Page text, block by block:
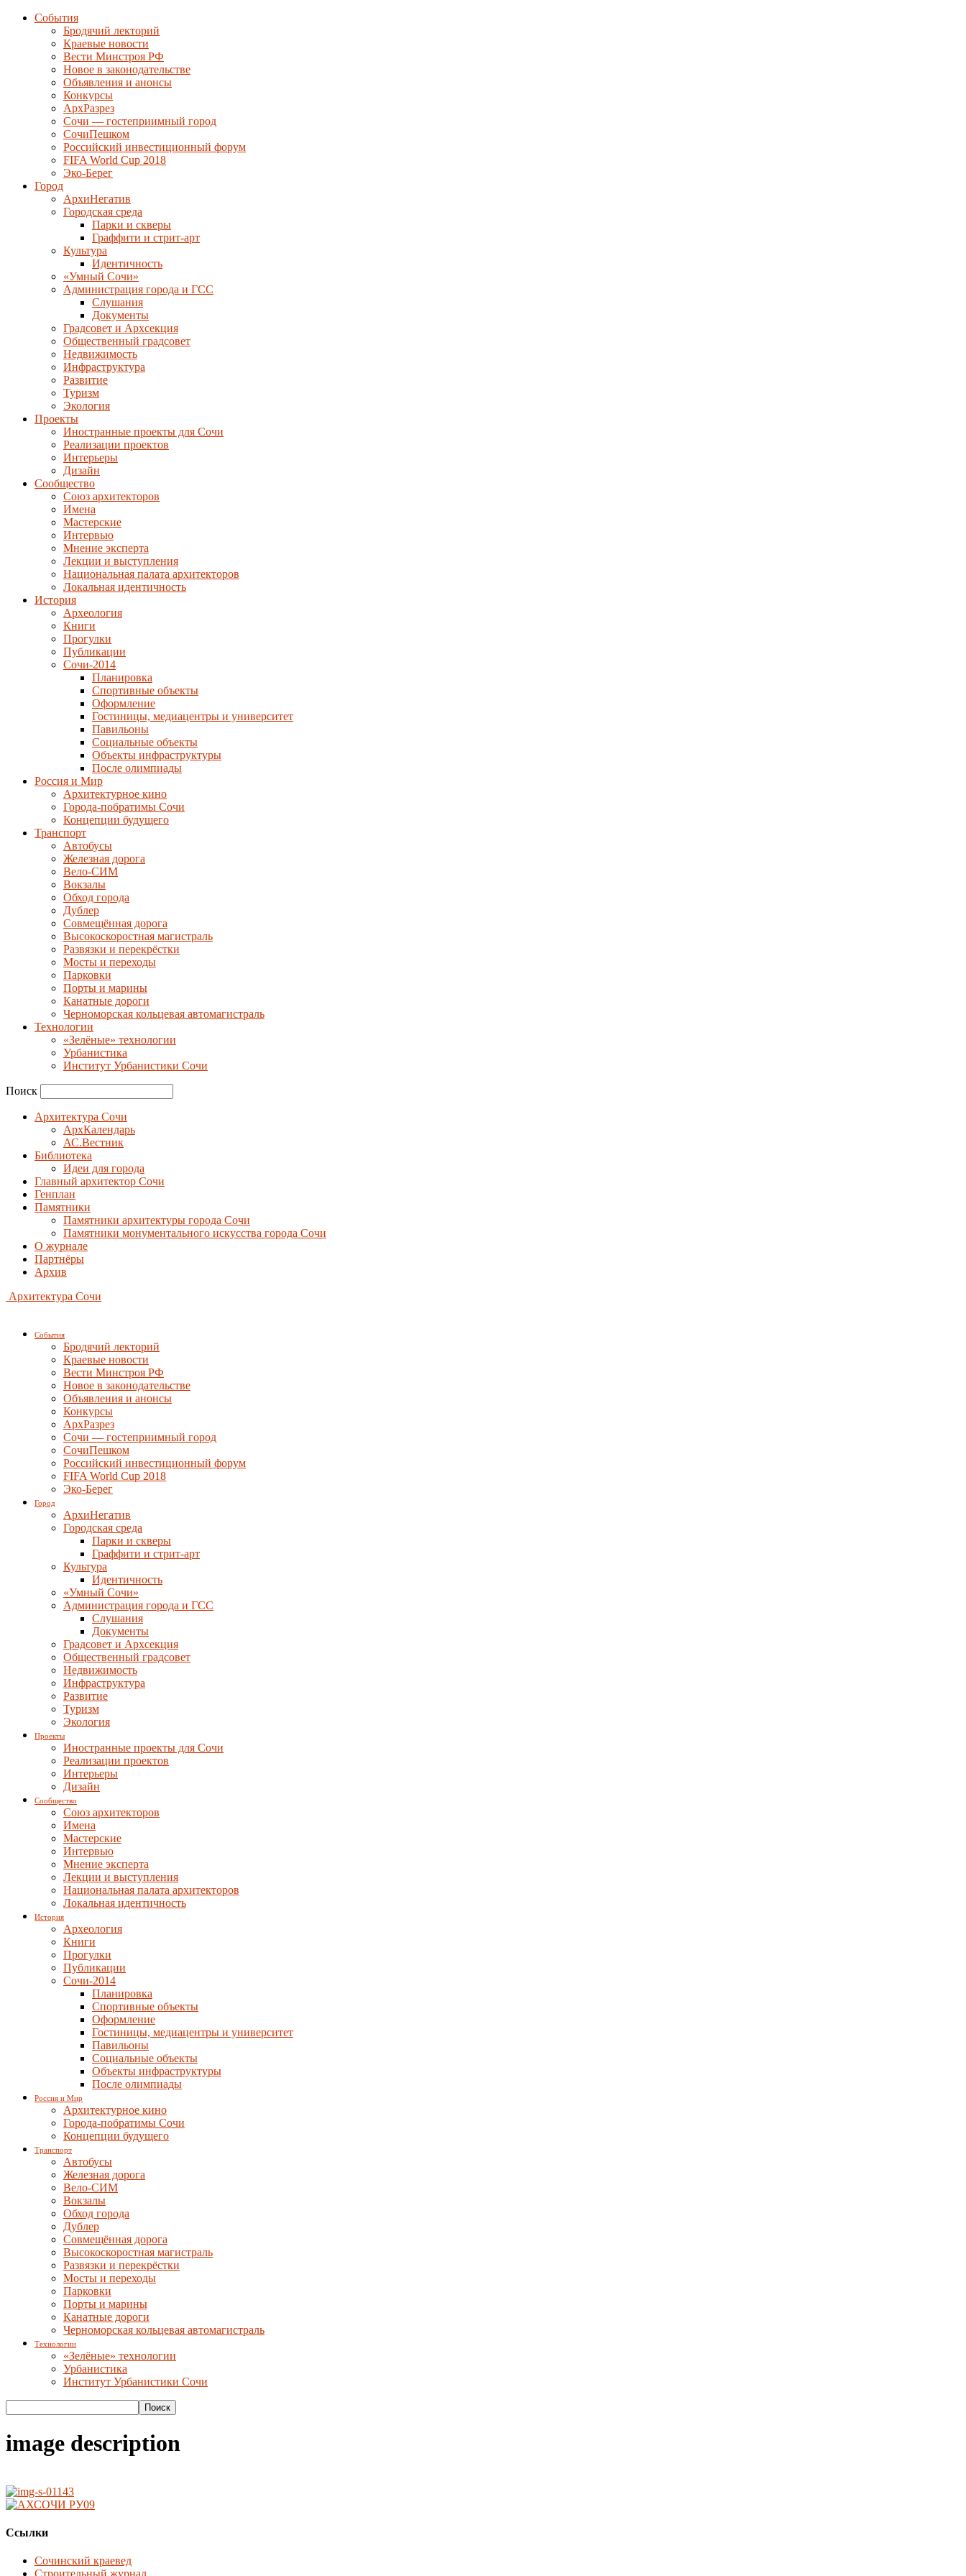
События
Бродячий лекторий
Краевые новости
Вести Минстроя РФ
Новое в законодательстве
Объявления и анонсы
Конкурсы
АрхРазрез
Сочи — гостеприимный город
СочиПешком
Российский инвестиционный форум
FIFA World Cup 2018
Эко-Берег
Город
АрхиНегатив
Городская среда
Парки и скверы
Граффити и стрит-арт
Культура
Идентичность
«Умный Сочи»
Администрация города и ГСС
Слушания
Документы
Градсовет и Архсекция
Общественный градсовет
Недвижимость
Инфраструктура
Развитие
Туризм
Экология
Проекты
Иностранные проекты для Сочи
Реализации проектов
Интерьеры
Дизайн
Сообщество
Союз архитекторов
Имена
Мастерские
Интервью
Мнение эксперта
Лекции и выступления
Национальная палата архитекторов
Локальная идентичность
История
Археология
Книги
Прогулки
Публикации
Сочи-2014
Планировка
Спортивные объекты
Оформление
Гостиницы, медиацентры и университет
Павильоны
Социальные объекты
Объекты инфраструктуры
После олимпиады
Россия и Мир
Архитектурное кино
Города-побратимы Сочи
Концепции будущего
Транспорт
Автобусы
Железная дорога
Вело-СИМ
Вокзалы
Обход города
Дублер
Совмещённая дорога
Высокоскоростная магистраль
Развязки и перекрёстки
Мосты и переходы
Парковки
Порты и марины
Канатные дороги
Черноморская кольцевая автомагистраль
Технологии
«Зелёные» технологии
Урбанистика
Институт Урбанистики Сочи
Поиск
Архитектура Сочи
АрхКалендарь
АС.Вестник
Библиотека
Идеи для города
Главный архитектор Сочи
Генплан
Памятники
Памятники архитектуры города Сочи
Памятники монументального искусства города Сочи
О журнале
Партнёры
Архив
Архитектура Сочи
События
Бродячий лекторий
Краевые новости
Вести Минстроя РФ
Новое в законодательстве
Объявления и анонсы
Конкурсы
АрхРазрез
Сочи — гостеприимный город
СочиПешком
Российский инвестиционный форум
FIFA World Cup 2018
Эко-Берег
Город
АрхиНегатив
Городская среда
Парки и скверы
Граффити и стрит-арт
Культура
Идентичность
«Умный Сочи»
Администрация города и ГСС
Слушания
Документы
Градсовет и Архсекция
Общественный градсовет
Недвижимость
Инфраструктура
Развитие
Туризм
Экология
Проекты
Иностранные проекты для Сочи
Реализации проектов
Интерьеры
Дизайн
Сообщество
Союз архитекторов
Имена
Мастерские
Интервью
Мнение эксперта
Лекции и выступления
Национальная палата архитекторов
Локальная идентичность
История
Археология
Книги
Прогулки
Публикации
Сочи-2014
Планировка
Спортивные объекты
Оформление
Гостиницы, медиацентры и университет
Павильоны
Социальные объекты
Объекты инфраструктуры
После олимпиады
Россия и Мир
Архитектурное кино
Города-побратимы Сочи
Концепции будущего
Транспорт
Автобусы
Железная дорога
Вело-СИМ
Вокзалы
Обход города
Дублер
Совмещённая дорога
Высокоскоростная магистраль
Развязки и перекрёстки
Мосты и переходы
Парковки
Порты и марины
Канатные дороги
Черноморская кольцевая автомагистраль
Технологии
«Зелёные» технологии
Урбанистика
Институт Урбанистики Сочи
image description
Ссылки
Сочинский краевед